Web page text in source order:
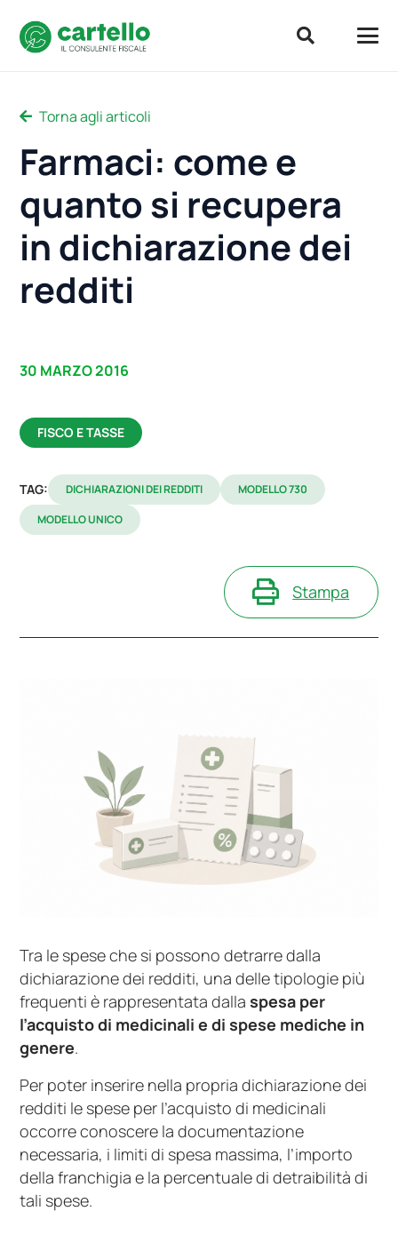
Torna agli articoli
Farmaci: come e
quanto si recupera
in dichiarazione dei
redditi
30 MARZO 2016
FISCO E TASSE
TAG: DICHIARAZIONI DEI REDDITI
MODELLO 730
MODELLO UNICO
Stampa
Tra le spese che si possono detrarre dalla
dichiarazione dei redditi, una delle tipologie più
frequenti è rappresentata dallaspesa per
l’acquisto di medicinali e di spese mediche in
genere.
Per poter inserire nella propria dichiarazione dei
redditi le spese per l’acquisto di medicinali
occorre conoscere la documentazione
necessaria, i limiti di spesa massima, l’importo
della franchigia e la percentuale di detraibilità di
tali spese.